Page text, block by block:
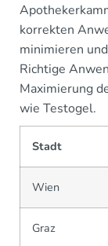
korrekten
minimieren
Richtige
Maximierung
wie Testogel.
Stadt
Wien
Graz